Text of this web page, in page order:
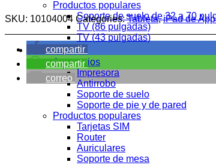
Productos populares
Soporte de suelo de 32 a 70
TV (86 pulgadas)
TV (43 pulgadas)
Accesorios
Accesorios
Impresora
Antirrobo
Soporte de suelo
Soporte de pie y de pared
Productos populares
Tarjetas SIM
Router
Auriculares
Soporte de mesa
SKU: 10104004 Categories:Tableta,iPad de
compartir
compartir
correo